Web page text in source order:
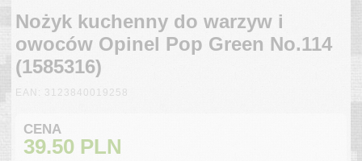
Nożyk kuchenny do warzyw i
owoców Opinel Pop Green No.114
(1585316)
EAN: 3123840019258
CENA
39.50 PLN